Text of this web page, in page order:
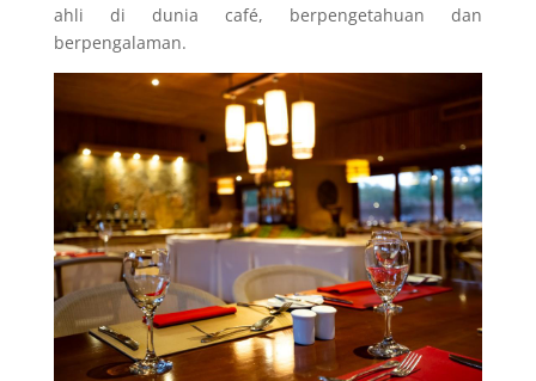
ahli di dunia café, berpengetahuan dan
berpengalaman.